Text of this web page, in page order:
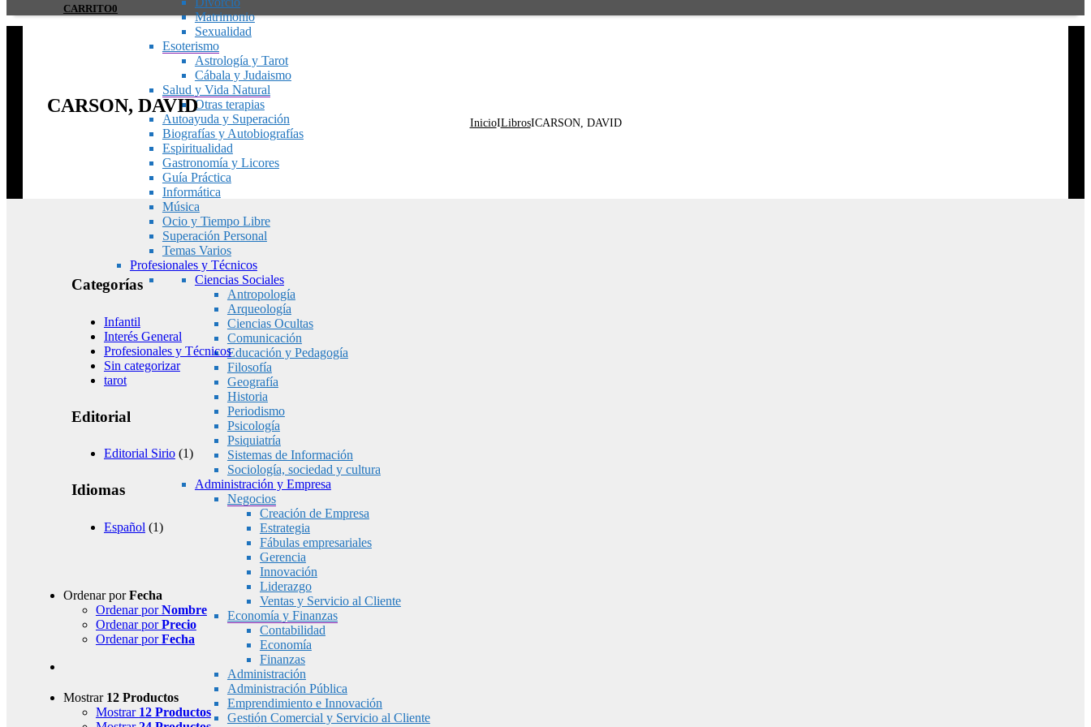
Matrimonio
Sexualidad
Esoterismo
Astrología y Tarot
Cábala y Judaismo
Salud y Vida Natural
Otras terapias
Autoayuda y Superación
Biografías y Autobiografías
Espiritualidad
Gastronomía y Licores
Guía Práctica
Informática
Música
Ocio y Tiempo Libre
Superación Personal
Temas Varios
Profesionales y Técnicos
Ciencias Sociales
Antropología
Arqueología
Ciencias Ocultas
Comunicación
Educación y Pedagogía
Filosofía
Geografía
Historia
Periodismo
Psicología
Psiquiatría
Sistemas de Información
Sociología, sociedad y cultura
Administración y Empresa
Negocios
Creación de Empresa
Estrategia
Fábulas empresariales
Gerencia
Innovación
Liderazgo
Ventas y Servicio al Cliente
Economía y Finanzas
Contabilidad
Economía
Finanzas
Administración
Administración Pública
Emprendimiento e Innovación
Gestión Comercial y Servicio al Cliente
CARRITO0
CARSON, DAVID
InicioILibrosICARSON, DAVID
Categorías
Infantil
Interés General
Profesionales y Técnicos
Sin categorizar
tarot
Editorial
Editorial Sirio (1)
Idiomas
Español (1)
Ordenar porFecha
Ordenar porNombre
Ordenar porPrecio
Ordenar porFecha
Mostrar 12 Productos
Mostrar 12 Productos